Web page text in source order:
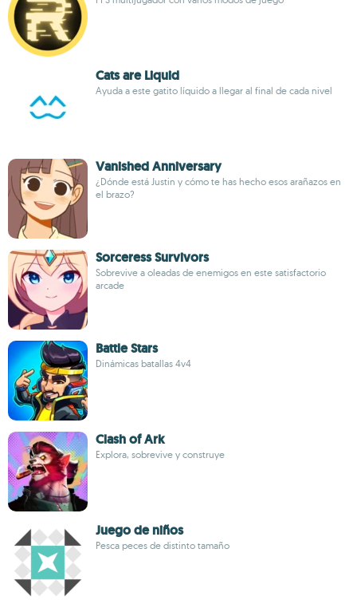
Cats are Liquid
Ayuda a este gatito líquido a llegar al final de cada nivel
Vanished Anniversary
¿Dónde está Justin y cómo te has hecho esos arañazos en
el brazo?
Sorceress Survivors
Sobrevive a oleadas de enemigos en este satisfactorio
arcade
Battle Stars
Dinámicas batallas 4v4
Clash of Ark
Explora, sobrevive y construye
Juego de niños
Pesca peces de distinto tamaño